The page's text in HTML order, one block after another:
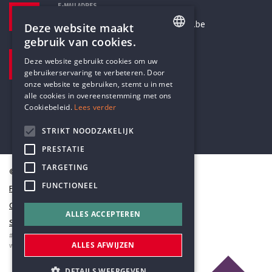
E-MAILADRES
secretariaat@humanistischverbond.be
Pottenbrug 4
Antwerpen, 2000
© Humanistisch Verbond 2026
Privacy
Cookiestatement
Sitemap
#codedwithlove byCodelines
webapplicaties
mobiele apps&maatwerk websites
DUTCH
Deze website maakt
gebruik van cookies.
Deze website gebruikt cookies om uw
gebruikerservaring te verbeteren. Door
onze website te gebruiken, stemt u in met
alle cookies in overeenstemming met ons
Cookiebeleid. Lees verder
STRIKT NOODZAKELIJK
PRESTATIE
TARGETING
FUNCTIONEEL
ALLES ACCEPTEREN
ALLES AFWIJZEN